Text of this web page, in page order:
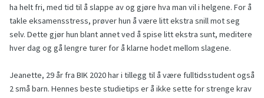
ha helt fri, med tid til å slappe av og gjøre hva man vil i helgene. For å
takle eksamensstress, prøver hun å være litt ekstra snill mot seg
selv. Dette gjør hun blant annet ved å spise litt ekstra sunt, meditere
hver dag og gå lengre turer for å klarne hodet mellom slagene.
Jeanette, 29 år fra BIK 2020 har i tillegg til å være fulltidsstudent også
2 små barn. Hennes beste studietips er å ikke sette for strenge krav